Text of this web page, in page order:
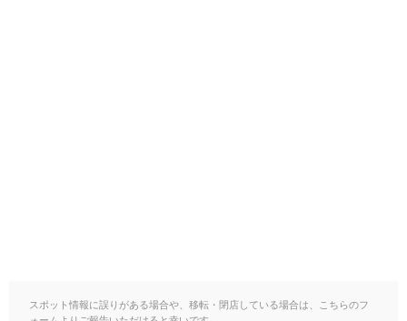
スポット情報に誤りがある場合や、移転・閉店している場合は、こちらのフ